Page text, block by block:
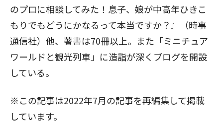
のプロに相談してみた！息子、娘が中高年ひきこ
もりでもどうにかなるって本当ですか？』（時事
通信社）他、著書は70冊以上。また「ミニチュア
ワールドと観光列車」に造詣が深くブログを開設
している。
※この記事は2022年7月の記事を再編集して掲載
しています。